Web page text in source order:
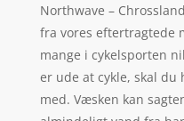
Northwave –
fra vores eftertragtede
mange i cykelsporten
er ude at cykle, skal du
med. Væsken kan